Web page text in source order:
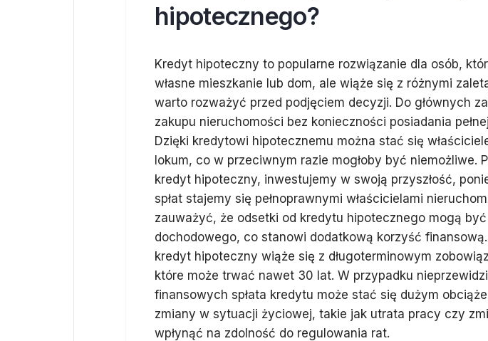
hipotecznego?
Kredyt hipoteczny to popularne rozwiązanie dla osób,
własne mieszkanie lub dom, ale wiąże się z różnymi
warto rozważyć przed podjęciem decyzji. Do głównych
zakupu nieruchomości bez konieczności posiadania
Dzięki kredytowi hipotecznemu można stać się
lokum, co w przeciwnym razie mogłoby być niemożliwe.
kredyt hipoteczny, inwestujemy w swoją przyszłość,
spłat stajemy się pełnoprawnymi właścicielami
zauważyć, że odsetki od kredytu hipotecznego mogą
dochodowego, co stanowi dodatkową korzyść
kredyt hipoteczny wiąże się z długoterminowym
które może trwać nawet 30 lat. W przypadku
finansowych spłata kredytu może stać się dużym
zmiany w sytuacji życiowej, takie jak utrata pracy czy
wpłynąć na zdolność do regulowania rat.